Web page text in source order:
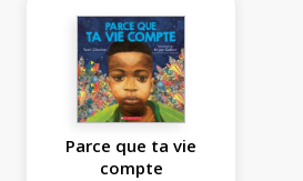
Parce que ta vie
compte